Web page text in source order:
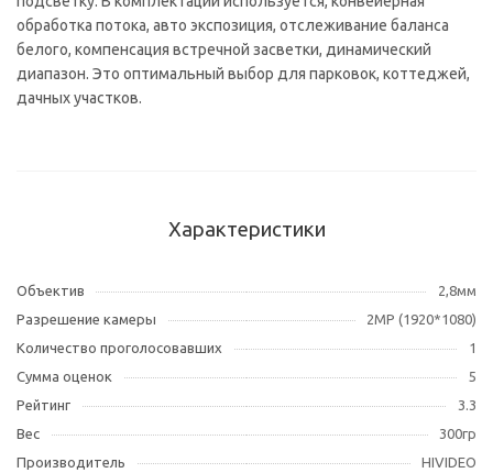
обработка потока, авто экспозиция, отслеживание баланса
белого, компенсация встречной засветки, динамический
диапазон. Это оптимальный выбор для парковок, коттеджей,
дачных участков.
Характеристики
Объектив
2,8мм
Разрешение камеры
2МР (1920*1080)
Количество проголосовавших
1
Сумма оценок
5
Рейтинг
3.3
Вес
300гр
Производитель
HIVIDEO